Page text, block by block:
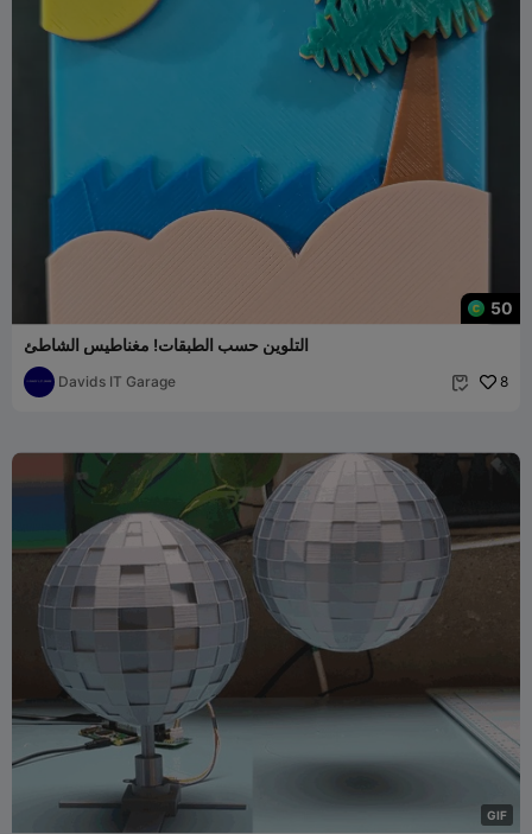
50
التلوين حسب الطبقات! مغناطيس الشاطئ
Davids IT Garage  8
GIF